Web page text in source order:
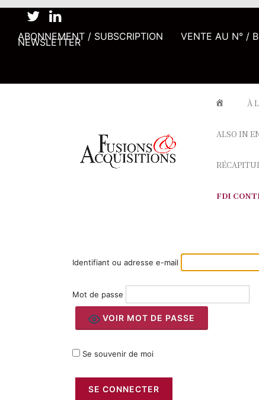
ABONNEMENT / SUBSCRIPTION VENTE AU N° /
NEWSLETTER
À
ALSO IN
FDI
Identifiant ou adresse e-mail
Mot de passe
VOIR MOT DE PASSE
Se souvenir de moi